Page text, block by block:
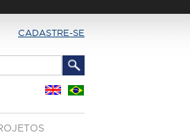
CADASTRE-SE